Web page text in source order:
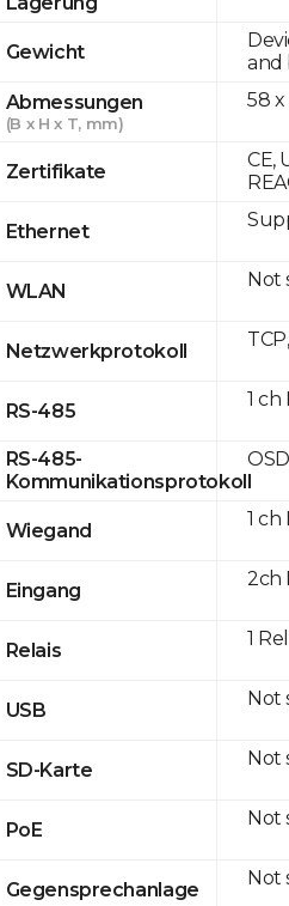
Gewicht
Abmessungen
(B x H x T, mm)
Zertifikate
Ethernet
WLAN
Netzwerkprotokoll
RS-485
RS-485-
Kommunikationsprotokoll
Wiegand
Eingang
Relais
USB
SD-Karte
PoE
Gegensprechanlage
and
58 x
CE,
Not
1 ch
1
2ch
1
Not
Not
Not
Not